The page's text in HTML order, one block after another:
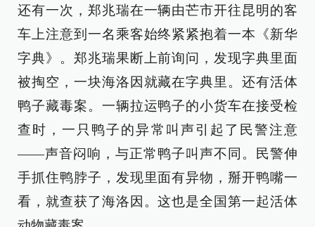
还有一次，郑兆瑞在一辆由芒市开往昆明的客
车上注意到一名乘客始终紧紧抱着一本《新华
字典》。郑兆瑞果断上前询问，发现字典里面
被掏空，一块海洛因就藏在字典里。还有活体
鸭子藏毒案。一辆拉运鸭子的小货车在接受检
查时，一只鸭子的异常叫声引起了民警注意
——声音闷响，与正常鸭子叫声不同。民警伸
手抓住鸭脖子，发现里面有异物，掰开鸭嘴一
看，就查获了海洛因。这也是全国第一起活体